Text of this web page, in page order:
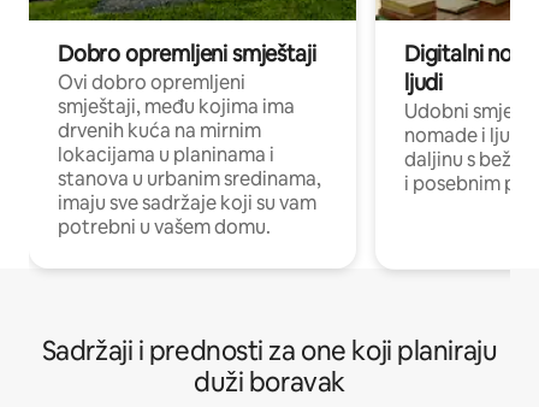
Dobro opremljeni smještaji
Ovi dobro opremljeni
smještaji, među kojima ima
drvenih kuća na mirnim
lokacijama u planinama i
stanova u urbanim sredinama,
imaju sve sadržaje koji su vam
potrebni u vašem domu.
Digitalni
ljudi
Udobni
nomade i ljude
daljinu s
i posebnim
Sadržaji i prednosti za one koji planiraju
duži boravak